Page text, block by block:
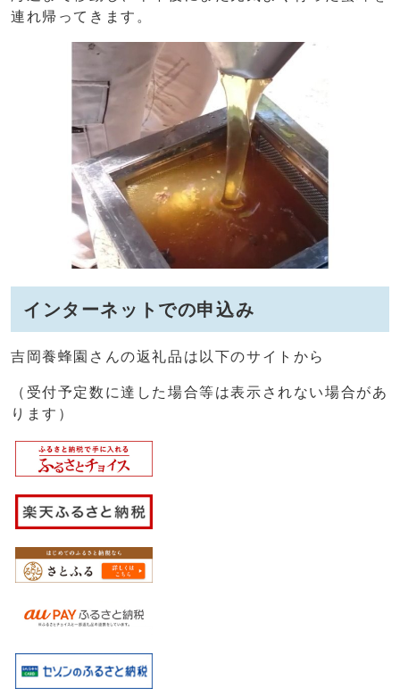
連れ帰ってきます。
インターネットでの申込み
吉岡養蜂園さんの返礼品は以下のサイトから
（受付予定数に達した場合等は表示されない場合があ
ります）